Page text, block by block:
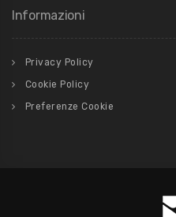
Informazioni
Privacy Policy
Cookie Policy
Preferenze Cookie